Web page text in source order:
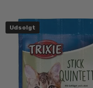
Udsolgt